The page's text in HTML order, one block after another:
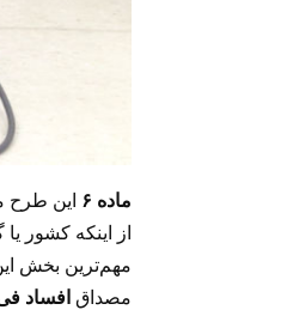
ماده ۶ این طرح
از اینکه کشور
مهم‌ترین بخش
مصداق افساد